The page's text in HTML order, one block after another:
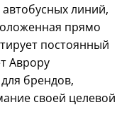
линий,
прямо
постоянный
Аврору
брендов,
своей целевой